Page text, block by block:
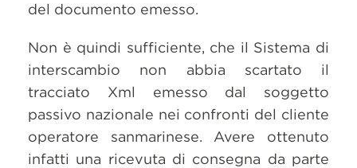
del documento emesso.
Non è quindi sufficiente, che il Sistema di
interscambio non abbia scartato il
tracciato Xml emesso dal soggetto
passivo nazionale nei confronti del cliente
operatore sanmarinese. Avere ottenuto
infatti una ricevuta di consegna da parte